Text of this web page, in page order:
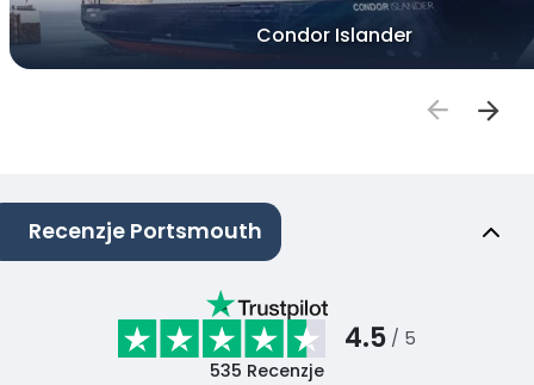
Condor Islander
Recenzje Portsmouth
4.5 / 5
535 Recenzje